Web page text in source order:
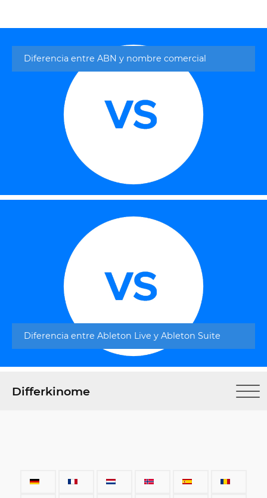
Diferencia entre ABN y nombre comercial
Diferencia entre Ableton Live y Ableton Suite
Differkinome